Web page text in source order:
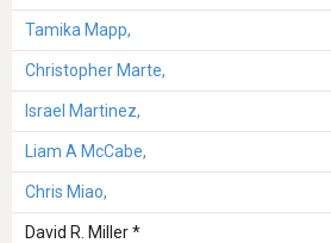
Tamika Mapp,
Christopher Marte,
Israel Martinez,
Liam A McCabe,
Chris Miao,
David R. Miller *